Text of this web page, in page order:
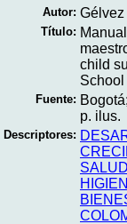
Autor:
Título:
child
Fuente:
p. ilus.
Descriptores: